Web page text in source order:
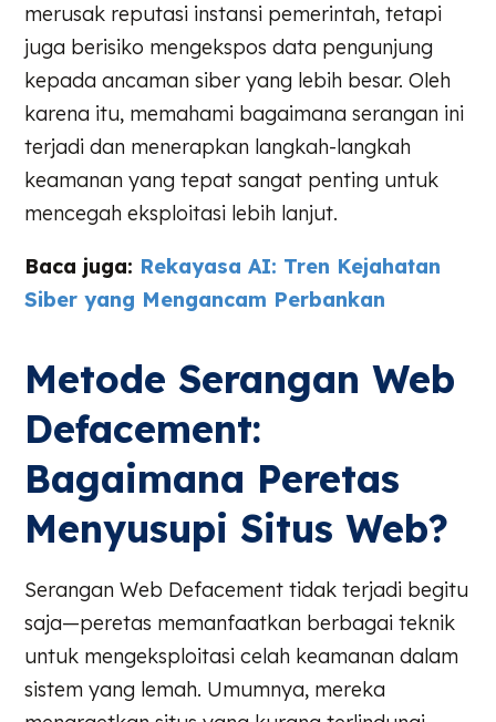
merusak reputasi instansi pemerintah, tetapi
juga berisiko mengekspos data pengunjung
kepada ancaman siber yang lebih besar. Oleh
karena itu, memahami bagaimana serangan ini
terjadi dan menerapkan langkah-langkah
keamanan yang tepat sangat penting untuk
mencegah eksploitasi lebih lanjut.
Baca juga: Rekayasa AI: Tren Kejahatan
Siber yang Mengancam Perbankan
Metode Serangan Web
Defacement:
Bagaimana Peretas
Menyusupi Situs Web?
Serangan Web Defacement tidak terjadi begitu
saja—peretas memanfaatkan berbagai teknik
untuk mengeksploitasi celah keamanan dalam
sistem yang lemah. Umumnya, mereka